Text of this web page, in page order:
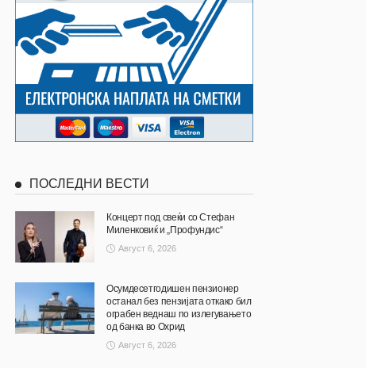
ПОСЛЕДНИ ВЕСТИ
Концерт под свеќи со Стефан
Миленковиќ и „Профундис“
Август 6, 2026
Осумдесетгодишен пензионер
останал без пензијата откако бил
ограбен веднаш по излегувањето
од банка во Охрид
Август 6, 2026